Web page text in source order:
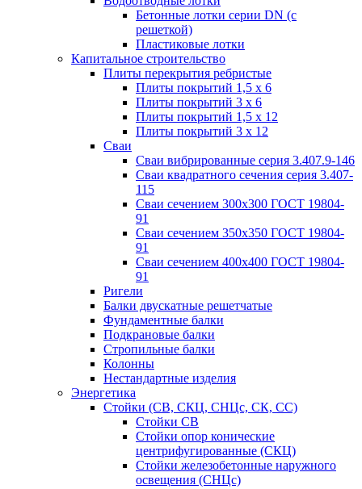
Бетонные лотки серии DN (с
решеткой)
Пластиковые лотки
Капитальное строительство
Плиты перекрытия ребристые
Плиты покрытий 1,5 x 6
Плиты покрытий 3 x 6
Плиты покрытий 1,5 x 12
Плиты покрытий 3 x 12
Сваи
Сваи вибрированные серия 3.407.9-146
Сваи квадратного сечения серия 3.407-
115
Сваи сечением 300х300 ГОСТ 19804-
91
Сваи сечением 350х350 ГОСТ 19804-
91
Сваи сечением 400х400 ГОСТ 19804-
91
Ригели
Балки двускатные решетчатые
Фундаментные балки
Подкрановые балки
Стропильные балки
Колонны
Нестандартные изделия
Энергетика
Стойки (СВ, СКЦ, СНЦс, СК, СС)
Стойки СВ
Стойки опор конические
центрифугированные (СКЦ)
Стойки железобетонные наружного
освещения (СНЦс)